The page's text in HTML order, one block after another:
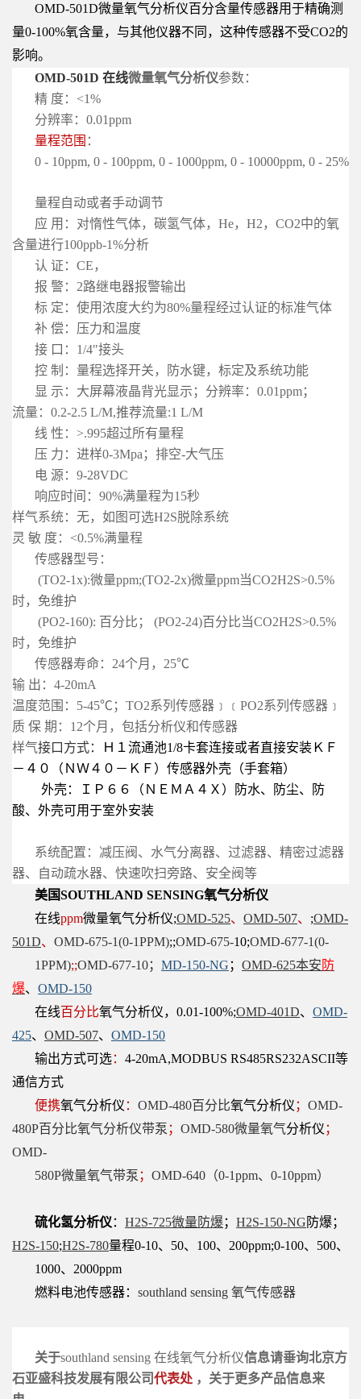
OMD-501D微量氧气分析仪百分含量传感器用于精确测
量0-100%氧含量，与其他仪器不同，这种传感器不受CO2的
影响。
OMD-501D 在线微量氧气分析仪参数：
精 度：<1%
分辨率：0.01ppm
量程范围 ：
0 - 10ppm, 0 - 100ppm, 0 - 1000ppm, 0 - 10000ppm, 0 - 25%
量程自动或者手动调节
应 用：对惰性气体，碳氢气体，He，H2，CO2中的氧
含量进行100ppb-1%分析
认 证：CE，
报 警：2路继电器报警输出
标 定：使用浓度大约为80%量程经过认证的标准气体
补 偿：压力和温度
接 口：1/4"接头
控 制：量程选择开关，防水键，标定及系统功能
显 示：大屏幕液晶背光显示；分辨率：0.01ppm；
流量：0.2-2.5 L/M,推荐流量:1 L/M
线 性：>.995超过所有量程
压 力：进样0-3Mpa；排空-大气压
电 源：9-28VDC
响应时间：90%满量程为15秒
样气系统：无，如图可选H2S脱除系统
灵 敏 度：<0.5%满量程
传感器型号：
(TO2-1x):微量ppm;(TO2-2x)微量ppm当CO2H2S>0.5%
时，免维护
(PO2-160): 百分比； (PO2-24)百分比当CO2H2S>0.5%
时，免维护
传感器寿命：24个月，25℃
输 出：4-20mA
温度范围：5-45℃；TO2系列传感器﹞﹝PO2系列传感器﹞
质 保 期：12个月，包括分析仪和传感器
样气接口方式： Ｈ１流通池1/8卡套连接或者直接安装ＫＦ
－４０（ＮＷ４０－ＫＦ）传感器外壳（手套箱）
外壳：ＩＰ６６（ＮＥＭＡ４Ｘ）防水、防尘、防
酸、外壳可用于室外安装
系统配置：减压阀、水气分离器、过滤器、精密过滤器
器、自动疏水器、快速吹扫旁路、安全阀等
美国SOUTHLAND SENSING氧气分析仪
在线ppm微量氧气分析仪;OMD-525、 OMD-507、 ;OMD-
501D、 OMD-675-1(0-1PPM);;OMD-675-10;OMD-677-1(0-
1PPM);;OMD-677-10； MD-150-NG ； OMD-625本安 防
爆、 OMD-150
在线百分比氧气分析仪，0.01-100%;OMD-401D、 OMD-
425、 OMD-507、 OMD-150
输出方式可选： 4-20mA,MODBUS RS485RS232ASCII等
通信方式
便携氧气分析仪 ： OMD-480百分比氧气分析仪 ； OMD-
480P百分比氧气分析仪带泵 ； OMD-580微量氧气分析仪 ；
OMD-
580P微量氧气带泵 ； OMD-640（0-1ppm、0-10ppm）
硫化氢分析仪 ： H2S-725微量防爆； H2S-150-NG 防爆；
H2S-150;H2S-780量程0-10、50、100、200ppm;0-100、500、
1000、2000ppm
燃料电池传感器： southland sensing 氧气传感器
关于southland sensing 在线氧气分析仪信息请垂询北京方
石亚盛科技发展有限公司代表处 ，关于更多产品信息来